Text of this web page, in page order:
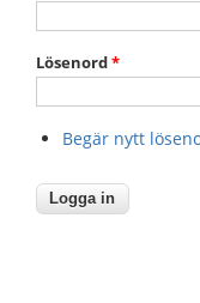
Lösenord*
Begär nytt